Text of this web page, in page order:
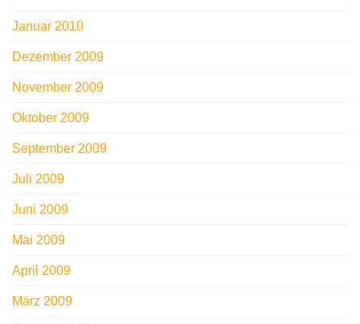
Januar 2010
Dezember 2009
November 2009
Oktober 2009
September 2009
Juli 2009
Juni 2009
Mai 2009
April 2009
März 2009